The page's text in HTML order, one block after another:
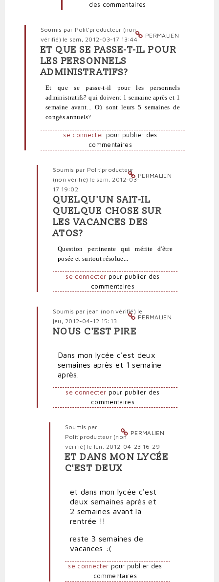
des commentaires
PERMALIEN
Soumis par Polit'producteur (non
vérifié) le sam, 2012-03-17 13:44
En
réponse
à
J'ai
neoprofs.org
(non
ET QUE SE PASSE-T-IL POUR
LES PERSONNELS
ADMINISTRATIFS?
Et que se passe-t-il pour les personnels
administratifs? qui doivent 1 semaine après et 1
semaine avant... Où sont leurs 5 semaines de
congés annuels?
se connecter pour publier des
commentaires
PERMALIEN
Soumis par Polit'producteur
(non vérifié) le sam, 2012-03-
17 19:02
En
réponse
à
Et
passe-
t-
pour
personnels
administratifs?
par
(non
QUELQU'UN SAIT-IL
QUELQUE CHOSE SUR
LES VACANCES DES
ATOS?
Question pertinente qui mérite d'être
posée et surtout résolue...
se connecter pour publier des
commentaires
PERMALIEN
Soumis par jean (non vérifié) le
jeu, 2012-04-12 15:13
En
Et
que
se
passe-
pour
personnels
administratifs?
Polit'producteur
vérifié)
NOUS C'EST PIRE
Dans mon lycée c'est deux
semaines après et 1 semaine
après.
se connecter pour publier des
commentaires
PERMALIEN
Soumis par
Polit'producteur (non
vérifié) le lun, 2012-04-23 16:29
En
réponse
Nous
c'est
pire
par
(non
vérifié)
ET DANS MON LYCÉE
C'EST DEUX
et dans mon lycée c'est
deux semaines après et
2 semaines avant la
rentrée !!
reste 3 semaines de
vacances :(
se connecter pour publier des
commentaires